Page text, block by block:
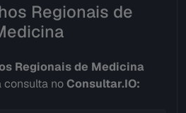
Regionais de
Regionais de Medicina
noConsultar.IO: